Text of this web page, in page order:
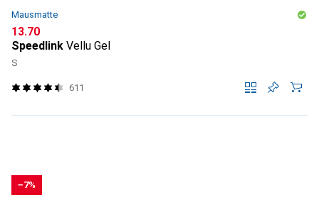
Mausmatte
CHF
13.70
Speedlink Vellu Gel
S
611
−7%